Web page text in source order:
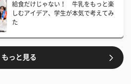
給食だけじゃない！ 牛乳をもっと楽
しむアイデア、学生が本気で考えてみ
た
もっと見る